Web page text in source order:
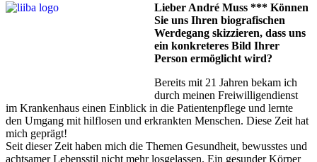
Lieber André Muss *** Können
Sie uns Ihren biografischen
Werdegang skizzieren, dass uns
ein konkreteres Bild Ihrer
Person ermöglicht wird?
Bereits mit 21 Jahren bekam ich
durch meinen Freiwilligendienst
im Krankenhaus einen Einblick in die Patientenpflege und lernte
den Umgang mit hilflosen und erkrankten Menschen. Diese Zeit hat
mich geprägt!
Seit dieser Zeit haben mich die Themen Gesundheit, bewusstes und
achtsamer Lebensstil nicht mehr losgelassen. Ein gesunder Körper